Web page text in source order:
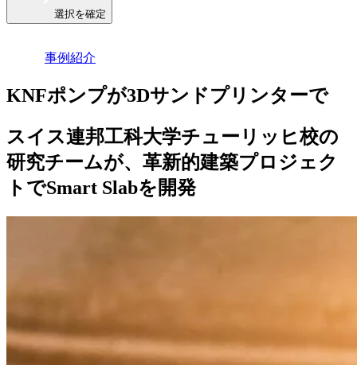
選択を確定
事例紹介
KNFポンプが3Dサンドプリンターで
スイス連邦工科大学チューリッヒ校の
研究チームが、革新的建築プロジェク
トでSmart Slabを開発